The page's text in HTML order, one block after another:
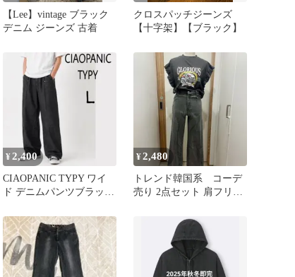
【Lee】vintage ブラック
デニム ジーンズ 古着
クロスパッチジーンズ
【十字架】【ブラック】
¥2,400
CIAOPANIC TYPY ワイ
ド デニムパンツブラック
¥2,480
トレンド韓国系 コーデ
売り 2点セット 肩フリル